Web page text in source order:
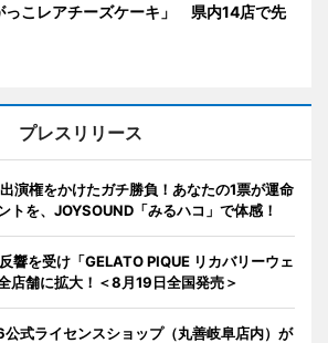
っこレアチーズケーキ」 県内14店で先
プレスリリース
演権をかけたガチ勝負！あなたの1票が運命
トを、JOYSOUND「みるハコ」で体感！
響を受け「GELATO PIQUE リカバリーウェ
店舗に拡大！＜8月19日全国発売＞
式ライセンスショップ（丸善岐阜店内）が